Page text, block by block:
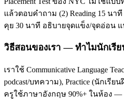
แล้วตอบคำถาม (2) Reading 15 นา
คุย 30 นาที อธิบายจุดแข็ง/จุดอ่อน
วิธีสอนของเรา — ทำไมนักเรีย
เราใช้ Communicative Language
podcast/บทความ), Practice (นักเรี
ครูใช้ภาษาอังกฤษ 90%+ ในห้อง —